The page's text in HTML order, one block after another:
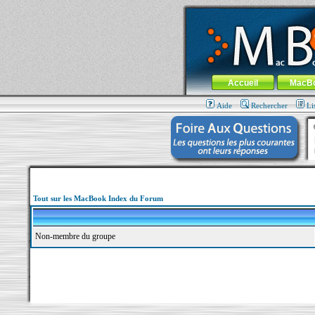
MacBook-fr.com : 100% Apple... 100%
Aller au contenu-Aller au menu
Menu général
Accueil
Aide Rechercher
Tout sur les MacBook Index du Forum
Non-membre du groupe